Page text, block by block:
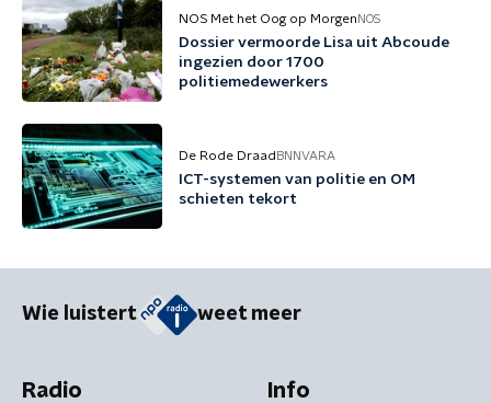
NOS Met het Oog op Morgen NOS
Dossier vermoorde Lisa uit Abcoude
ingezien door 1700
politiemedewerkers
De Rode Draad BNNVARA
ICT-systemen van politie en OM
schieten tekort
Wie luistert weet meer
Radio Info